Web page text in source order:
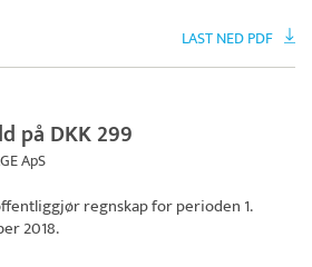
LAST NED PDF
på DKK 299
ApS
regnskap for perioden 1.
2018.